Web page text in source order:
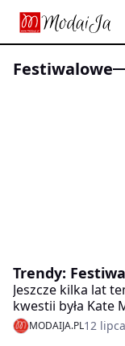
festiwalowe
Trendy:
Jeszcze kilka lat
kwestii była
looku. Teraz
wypracowany
MODAIJA.PL12